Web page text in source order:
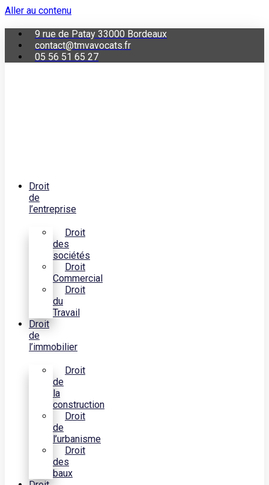
Aller au contenu
9 rue de Patay 33000 Bordeaux
contact@tmvavocats.fr
05 56 51 65 27
Droit
de
l’entreprise
Droit
des
sociétés
Droit
Commercial
Droit
du
Travail
Droit
de
l’immobilier
Droit
de
la
construction
Droit
de
l’urbanisme
Droit
des
baux